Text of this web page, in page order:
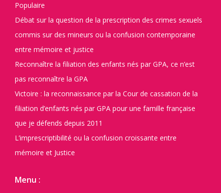
Populaire
Débat sur la question de la prescription des crimes sexuels
commis sur des mineurs ou la confusion contemporaine
entre mémoire et justice
Reconnaître la filiation des enfants nés par GPA, ce n’est
pas reconnaître la GPA
Victoire : la reconnaissance par la Cour de cassation de la
filiation d’enfants nés par GPA pour une famille française
que je défends depuis 2011
L’imprescriptibilité ou la confusion croissante entre
mémoire et Justice
Menu :